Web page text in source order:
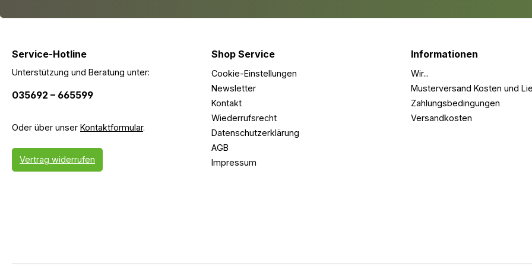
Service-Hotline
Unterstützung und Beratung unter:
035692 – 665599
Oder über unser Kontaktformular.
Vertrag widerrufen
Shop Service
Cookie-Einstellungen
Newsletter
Kontakt
Wiederrufsrecht
Datenschutzerklärung
AGB
Impressum
Informationen
Wir...
Musterversand Kosten und
Zahlungsbedingungen
Versandkosten